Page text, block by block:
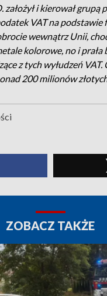
założył i kierował grupą
VAT na podstawie
wewnątrz Unii,
kolorowe, no i prała
z tych wyłudzeń VAT.
200 milionów
ZOBACZ TAKŻE